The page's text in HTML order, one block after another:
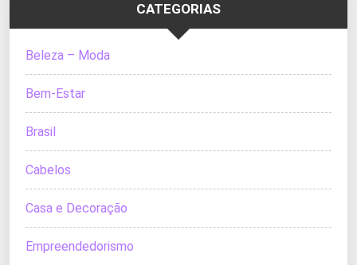
CATEGORIAS
Beleza – Moda
Bem-Estar
Brasil
Cabelos
Casa e Decoração
Empreendedorismo